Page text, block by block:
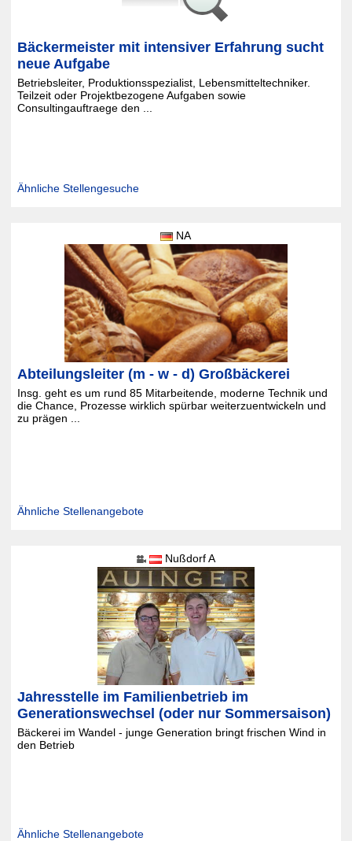
Bäckermeister mit intensiver Erfahrung sucht
neue Aufgabe
Betriebsleiter, Produktionsspezialist, Lebensmitteltechniker.
Teilzeit oder Projektbezogene Aufgaben sowie
Consultingauftraege den ...
Ähnliche Stellengesuche
NA
Abteilungsleiter (m - w - d) Großbäckerei
Insg. geht es um rund 85 Mitarbeitende, moderne Technik und
die Chance, Prozesse wirklich spürbar weiterzuentwickeln und
zu prägen ...
Ähnliche Stellenangebote
Nußdorf A
Jahresstelle im Familienbetrieb im
Generationswechsel (oder nur Sommersaison)
Bäckerei im Wandel - junge Generation bringt frischen Wind in
den Betrieb
Ähnliche Stellenangebote